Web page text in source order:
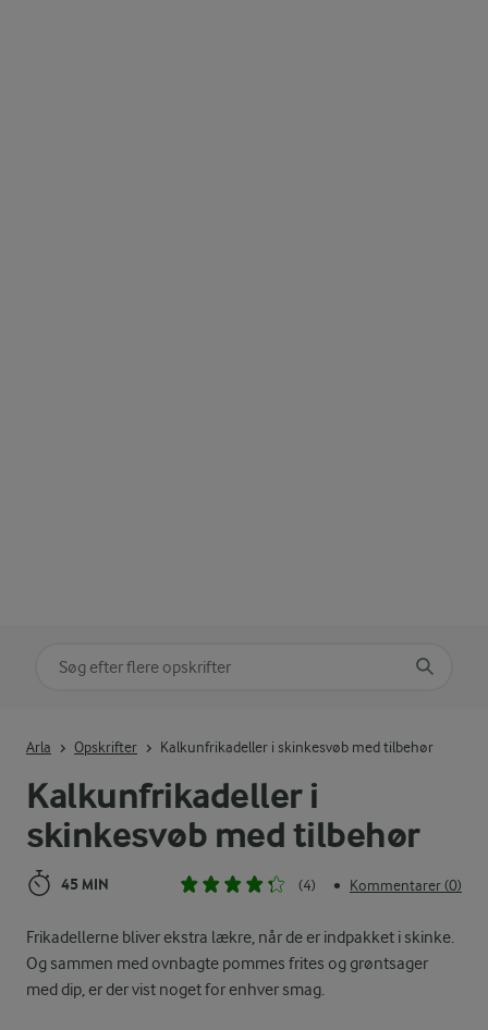
Kalkunfrikadeller i
skinkesvøb med tilbehør
45 MIN (4) • Kommentarer (0)
Frikadellerne bliver ekstra lækre, når de er indpakket i skinke.
Og sammen med ovnbagte pommes frites og grøntsager
med dip, er der vist noget for enhver smag.
Arla Opskrifter Kalkunfrikadeller i skinkesvøb med tilbehør
Søg på kategori